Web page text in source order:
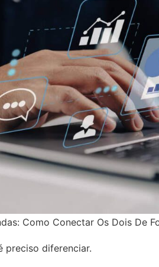
Como Conectar Os Dois De
preciso diferenciar.